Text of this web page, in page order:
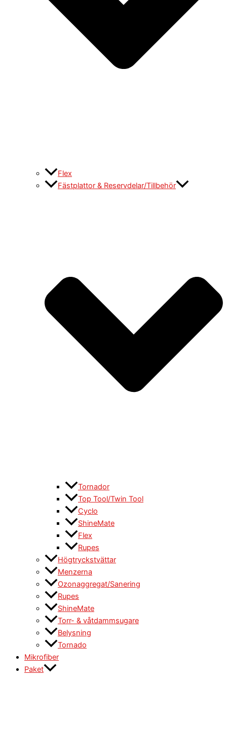
Flex
Fästplattor & Reservdelar/Tillbehör
Tornador
Top Tool/Twin Tool
Cyclo
ShineMate
Flex
Rupes
Högtryckstvättar
Menzerna
Ozonaggregat/Sanering
Rupes
ShineMate
Torr- & våtdammsugare
Belysning
Tornado
Mikrofiber
Paket